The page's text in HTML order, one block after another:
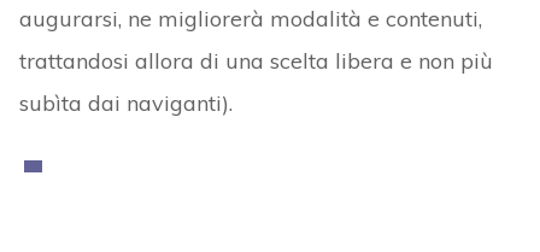
augurarsi, ne migliorerà modalità e contenuti,
trattandosi allora di una scelta libera e non più
subìta dai naviganti).